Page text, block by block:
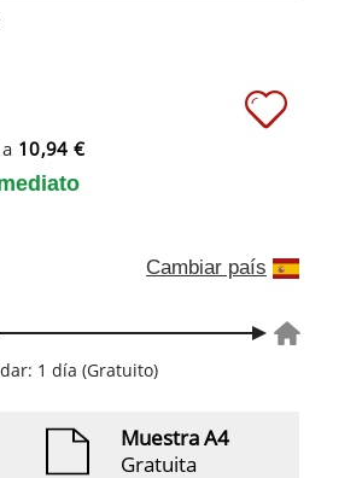
10,94 €
Cambiar país
1 día (Gratuito)
Muestra A4
Gratuita